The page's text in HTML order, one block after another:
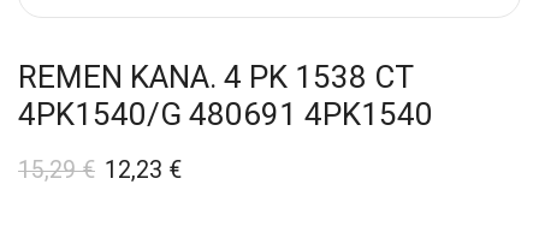
REMEN KANA. 4 PK 1538 CT
4PK1540/G 480691 4PK1540
15,29€ 12,23 €